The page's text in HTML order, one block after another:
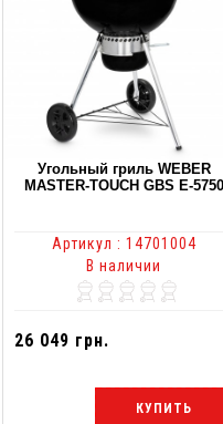
Угольный гриль WEBER
MASTER-TOUCH GBS E-5750
Артикул : 14701004
В наличии
26 049 грн.
КУПИТЬ